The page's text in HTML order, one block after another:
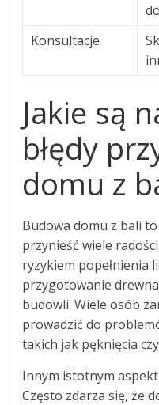
Konsultacje
Jakie są
błędy
domu z
Budowa domu z bali
przynieść wiele
ryzykiem popełnienia
przygotowanie
budowli. Wiele osób
prowadzić do
takich jak pęknięcia
Innym istotnym
Często zdarza się, że